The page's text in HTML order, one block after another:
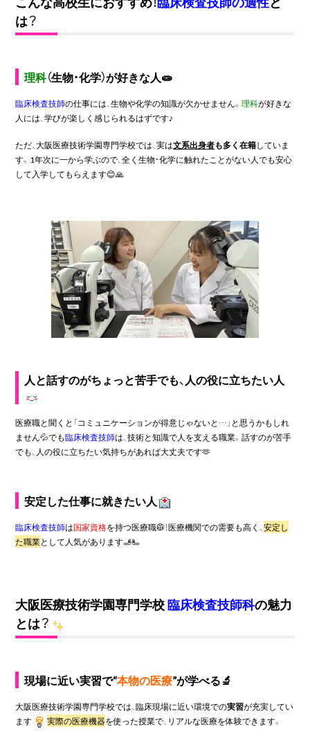
は？
理科（生物・化学）が好きな人🧫
臨床検査技師の仕事には、生物や化学の知識が欠かせません。理科が好きな
人には、学びが楽しく感じられるはずです♪
ただ、大阪医療技術学園専門学校では、実は文系出身者も多く在籍していま
す。1年次に一から学ぶので、全く生物・化学に触れたことがない人でも安心
して入学してもらえます😊🙏
人と話すのがちょっと苦手でも、人の役に立ちたい人
医療職と聞くと「コミュニケーションが得意じゃないと…」と思うかもしれ
ません💦でも臨床検査技師は、技術と知識で人を支える職業。話すのが苦手
でも、人の役に立ちたい気持ちがあれば大丈夫です🫶
安定した仕事に就きたい人
臨床検査技師は国家資格を持つ医療職🥼！医療機関での需要も高く、安定し
た職業として人気があります🫸🫷
大阪医療技術学園専門学校臨床検査技師科の魅力
とは？
現場に近い実習で“本物の医療”が学べる🔬
大阪医療技術学園専門学校では、臨床現場に近い環境での実習が充実してい
ます
実際の医療機器を使った授業で、リアルな医療を体験できます。